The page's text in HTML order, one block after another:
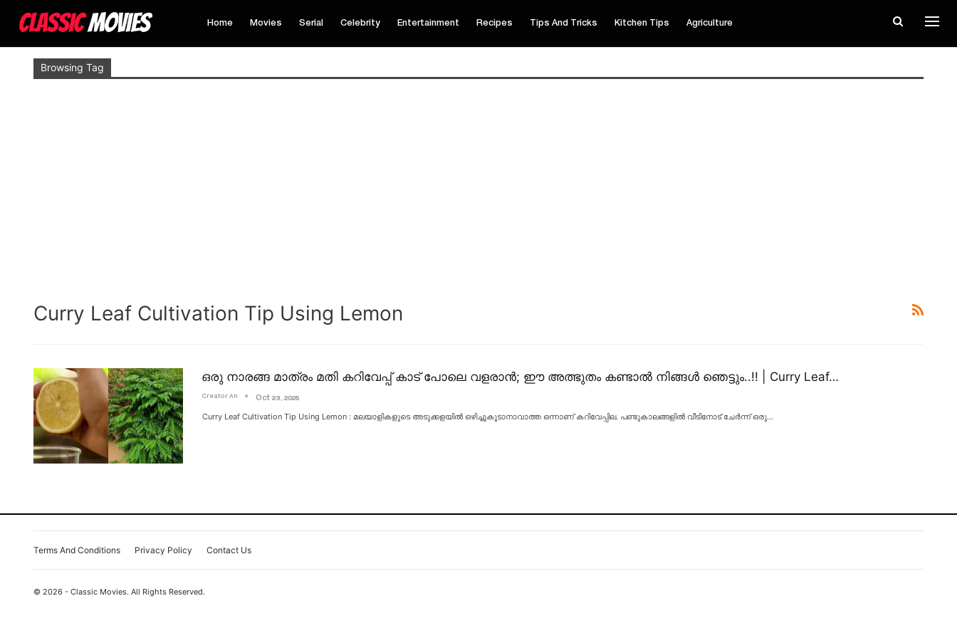
Home Movies Serial Celebrity Entertainment Recipes Tips And Tricks Kitchen Tips Agriculture
Browsing Tag
Curry Leaf Cultivation Tip Using Lemon
ഒരു നാരങ്ങ മാത്രം മതി കറിവേപ്പ് കാട് പോലെ വളരാൻ; ഈ അത്ഭുതം കണ്ടാൽ നിങ്ങൾ ഞെട്ടും..!! | Curry Leaf…
Creator An Oct 23, 2025
Curry Leaf Cultivation Tip Using Lemon : മലയാളികളുടെ അടുക്കളയിൽ ഒഴിച്ചുകൂടാനാവാത്ത ഒന്നാണ് കറിവേപ്പില. പണ്ടുകാലങ്ങളിൽ വീടിനോട് ചേർന്ന് ഒരു…
Terms And Conditions Privacy Policy Contact Us
© 2026 - Classic Movies. All Rights Reserved.